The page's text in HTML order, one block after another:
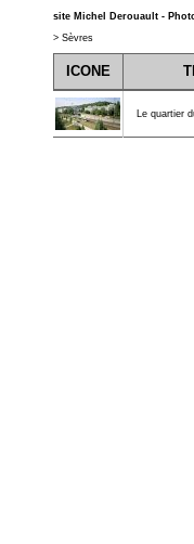
site Michel Derouault -
> Sèvres
ICONE
Le quartier